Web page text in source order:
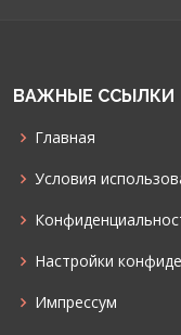
ВАЖНЫЕ ССЫЛКИ
Главная
Условия
Настройки
Импрессум